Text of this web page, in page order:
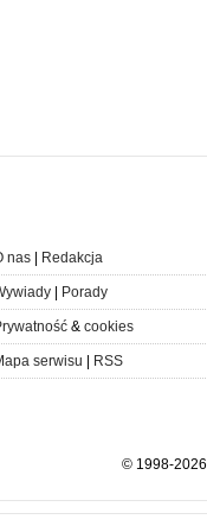
nas| Redakcja
| Porady
& cookies
serwisu | RSS
© 1998-2026